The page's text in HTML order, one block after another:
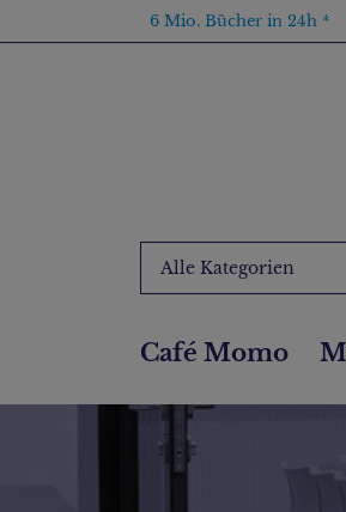
6 Mio. Bücher in 24h *
Alle Kategorien
Café Momo